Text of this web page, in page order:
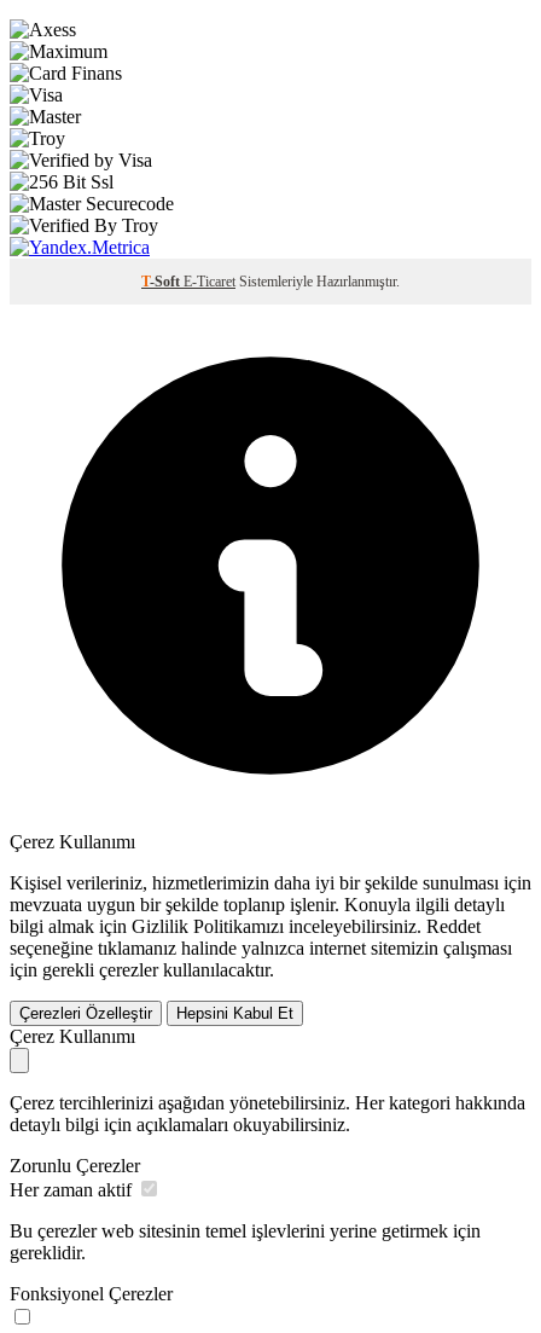
T-Soft E-Ticaret Sistemleriyle Hazırlanmıştır.
Çerez Kullanımı
Kişisel verileriniz, hizmetlerimizin daha iyi bir şekilde sunulması için
mevzuata uygun bir şekilde toplanıp işlenir. Konuyla ilgili detaylı
bilgi almak için Gizlilik Politikamızı inceleyebilirsiniz. Reddet
seçeneğine tıklamanız halinde yalnızca internet sitemizin çalışması
için gerekli çerezler kullanılacaktır.
Çerezleri Özelleştir Hepsini Kabul Et
Çerez Kullanımı
Çerez tercihlerinizi aşağıdan yönetebilirsiniz. Her kategori hakkında
detaylı bilgi için açıklamaları okuyabilirsiniz.
Zorunlu Çerezler
Her zaman aktif
Bu çerezler web sitesinin temel işlevlerini yerine getirmek için
gereklidir.
Fonksiyonel Çerezler